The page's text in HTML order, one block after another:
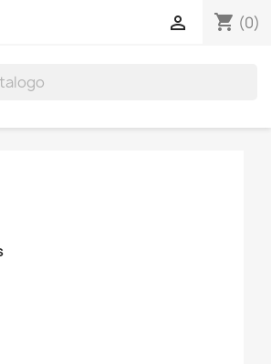
shopping_cart (0)
